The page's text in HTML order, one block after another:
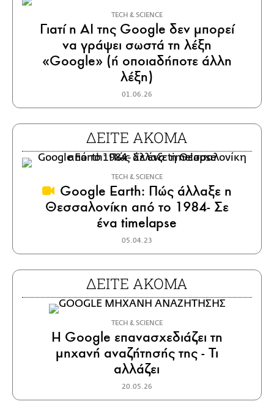
ΤECH & SCIENCE
Γιατί η AI της Google δεν μπορεί
να γράψει σωστά τη λέξη
«Google» (ή οποιαδήποτε άλλη
λέξη)
01.06.26
ΔΕΙΤΕ ΑΚΟΜΑ
ΤECH & SCIENCE
Google Earth: Πώς άλλαξε η
Θεσσαλονίκη από το 1984- Σε
ένα timelapse
05.04.23
ΔΕΙΤΕ ΑΚΟΜΑ
ΤECH & SCIENCE
H Google επανασχεδιάζει τη
μηχανή αναζήτησής της - Τι
αλλάζει
20.05.26